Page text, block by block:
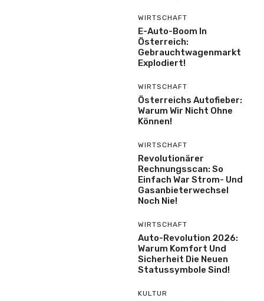
WIRTSCHAFT
E-Auto-Boom In
Österreich:
Gebrauchtwagenmarkt
Explodiert!
WIRTSCHAFT
Österreichs Autofieber:
Warum Wir Nicht Ohne
Können!
WIRTSCHAFT
Revolutionärer
Rechnungsscan: So
Einfach War Strom- Und
Gasanbieterwechsel
Noch Nie!
WIRTSCHAFT
Auto-Revolution 2026:
Warum Komfort Und
Sicherheit Die Neuen
Statussymbole Sind!
KULTUR